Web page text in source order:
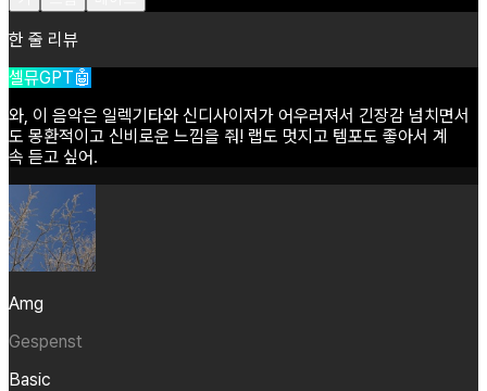
한 줄 리뷰
셀뮤GPT🤖
와, 이 음악은 일렉기타와 신디사이저가 어우러져서 긴장감 넘치면서
도 몽환적이고 신비로운 느낌을 줘! 랩도 멋지고 템포도 좋아서 계
속 듣고 싶어.
Amg
Gespenst
Basic